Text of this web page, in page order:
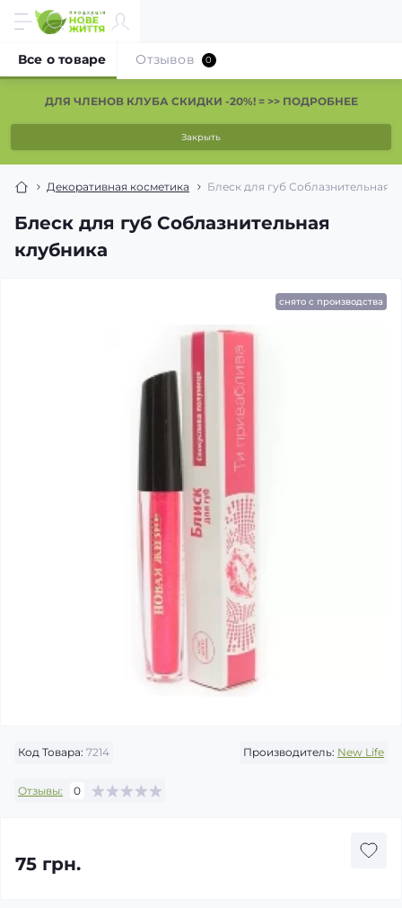
ДЛЯ ЧЛЕНОВ КЛУБА СКИДКИ -20%! = >> ПОДРОБНЕЕ
Закрыть
Декоративная косметика Блеск для губ Соблазнительная
Блеск для губ Соблазнительная
клубника
Все о товаре Отзывов 0
снято с производства
Код Товара: 7214 Производитель: New Life
Отзывы: 0
75 грн.